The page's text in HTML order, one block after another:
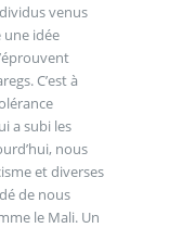
venus
une idée
C’est à
a subi les
nous
et diverses
de nous
le Mali. Un